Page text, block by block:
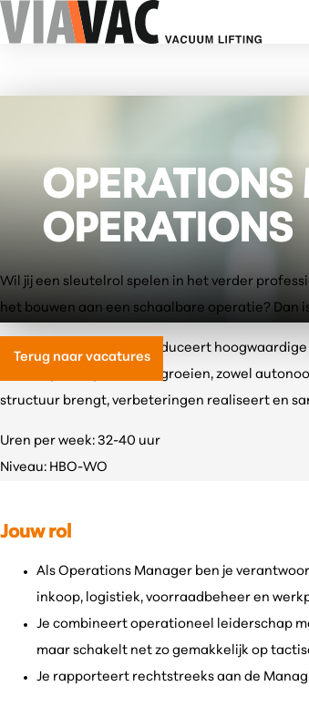
OPERATIONS
Terug naar vacatures
Wil jij een sleutelrol spelen in het verder
het bouwen aan een schaalbare operatie? Dan
VIAVAC ontwikkelt en produceert
ruim 30 jaar blijft VIAVAC groeien, zowel
structuur brengt, verbeteringen realiseert en
Uren per week: 32-40 uur
Niveau: HBO-WO
Jouw rol
Als Operations Manager ben je
inkoop, logistiek, voorraadbeheer en
Je combineert operationeel leiderschap
maar schakelt net zo gemakkelijk op
Je rapporteert rechtstreeks aan de